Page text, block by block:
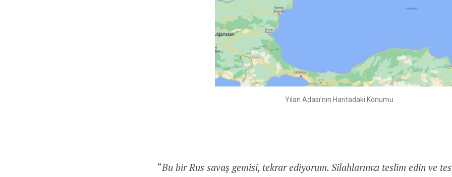
Yılan Adası’nın Haritadaki Konumu
“Bu bir Rus savaş gemisi, tekrar ediyorum. Silahlarınızı teslim edin ve